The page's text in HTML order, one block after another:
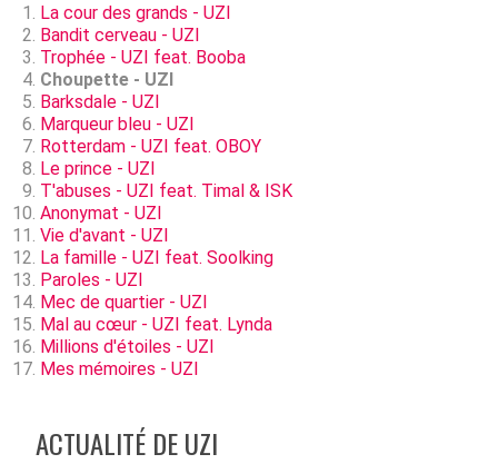
La cour des grands - UZI
Bandit cerveau - UZI
Trophée - UZI feat. Booba
Choupette - UZI
Barksdale - UZI
Marqueur bleu - UZI
Rotterdam - UZI feat. OBOY
Le prince - UZI
T'abuses - UZI feat. Timal & ISK
Anonymat - UZI
Vie d'avant - UZI
La famille - UZI feat. Soolking
Paroles - UZI
Mec de quartier - UZI
Mal au cœur - UZI feat. Lynda
Millions d'étoiles - UZI
Mes mémoires - UZI
ACTUALITÉ DE UZI